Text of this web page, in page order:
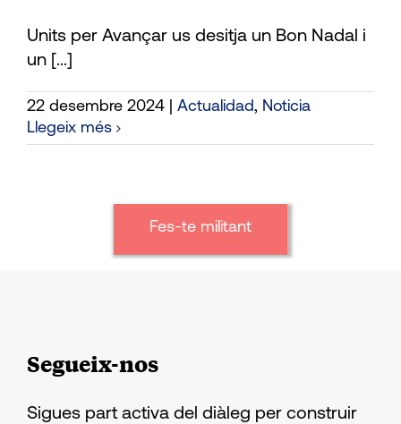
Units per Avançar us desitja un Bon Nadal i
un [...]
22 desembre 2024 Actualidad, Noticia
Llegeix més
Fes-te militant
Segueix-nos
Sigues part activa del diàleg per construir